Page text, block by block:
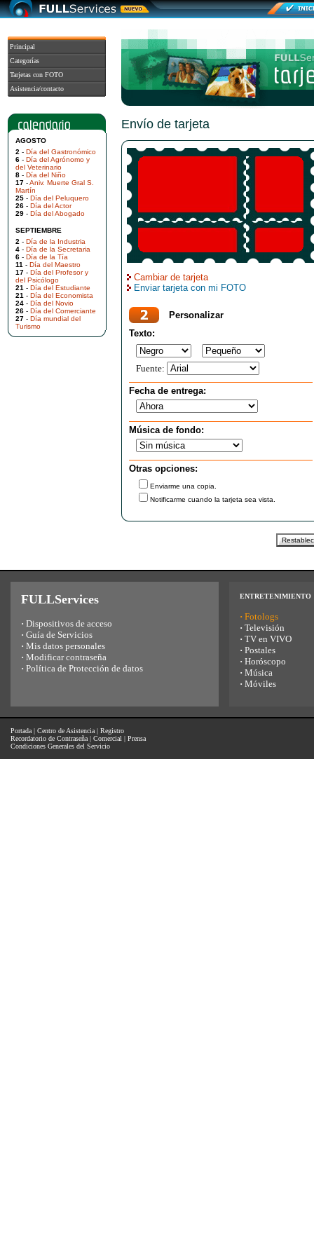
Principal
Categorías
Tarjetas con FOTO
Asistencia/contacto
AGOSTO
2 - Día del Gastronómico
6 - Día del Agrónomo y
del Veterinario
8 - Día del Niño
17 -Aniv. Muerte Gral S.
Martín
25 - Día del Peluquero
26 - Día del Actor
29 - Día del Abogado
SEPTIEMBRE
2 - Día de la Industria
4 - Día de la Secretaria
6 - Día de la Tía
11 - Día del Maestro
17 - Día del Profesor y
del Psicólogo
21 - Día del Estudiante
21 - Día del Economista
24 - Día del Novio
26 - Día del Comerciante
27 - Día mundial del
Turismo
Envío de tarjeta
Cambiar de tarjeta
Enviar tarjeta con mi FOTO
Personalizar
Texto:
Fuente:
Fecha de entrega:
Música de fondo:
Otras opciones:
Enviarme una copia.
Notificarme cuando la tarjeta sea vista.
FULLServices
· Dispositivos de acceso
· Guía de Servicios
· Mis datos personales
· Modificar contraseña
· Política de Protección de datos
ENTRETENIMIENTO
· Fotologs
· Televisión
· TV en VIVO
· Postales
· Horóscopo
· Música
· Móviles
Portada | Centro de Asistencia | Registro
Recordatorio de Contraseña | Comercial | Prensa
Condiciones Generales del Servicio